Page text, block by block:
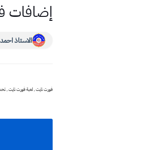
إضافات فورت
الاستاذ
فورت نايت , لعبة فورت نايت , تحديث فورت نايت , فورت نايت 2020 , تحديث